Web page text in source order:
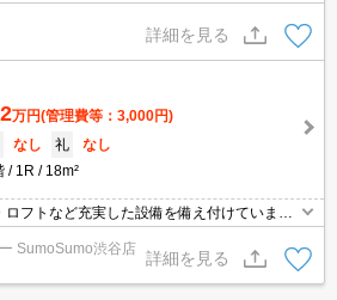
詳細を見る
万円(管理費等：3,000円)
なし 礼
なし
1R 18m²
フトなど充実した設備を備え付けていま
・シューズボックスなどが備え付けられてい
の収納に重宝します。直接会わずにインター
認できるので、トラブルを事前に回避しやす
をご利用できる場所にあり、アクセスはと
SumoSumo渋谷店
詳細を見る